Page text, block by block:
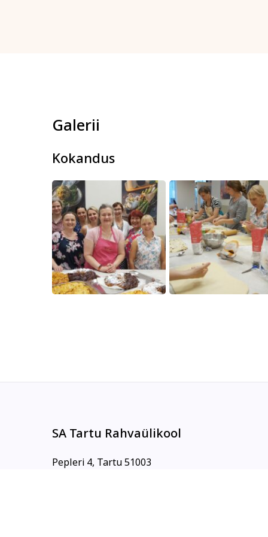
Galerii
Kokandus
SA Tartu Rahvaülikool
Pepleri 4, Tartu 51003